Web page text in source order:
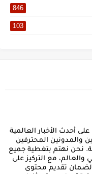
846
103
أحدث الأخبار العالمية
والمدونين المحترفين
نحن نهتم بتغطية جميع
والعالم، مع التركيز على
تقديم محتوى